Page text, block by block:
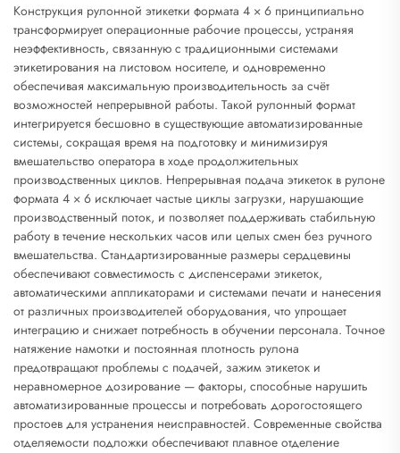
Конструкция рулонной этикетки формата 4 × 6 принципиально
трансформирует операционные рабочие процессы, устраняя
неэффективность, связанную с традиционными системами
этикетирования на листовом носителе, и одновременно
обеспечивая максимальную производительность за счёт
возможностей непрерывной работы. Такой рулонный формат
интегрируется бесшовно в существующие автоматизированные
системы, сокращая время на подготовку и минимизируя
вмешательство оператора в ходе продолжительных
производственных циклов. Непрерывная подача этикеток в рулоне
формата 4 × 6 исключает частые циклы загрузки, нарушающие
производственный поток, и позволяет поддерживать стабильную
работу в течение нескольких часов или целых смен без ручного
вмешательства. Стандартизированные размеры сердцевины
обеспечивают совместимость с диспенсерами этикеток,
автоматическими аппликаторами и системами печати и нанесения
от различных производителей оборудования, что упрощает
интеграцию и снижает потребность в обучении персонала. Точное
натяжение намотки и постоянная плотность рулона
предотвращают проблемы с подачей, зажим этикеток и
неравномерное дозирование — факторы, способные нарушить
автоматизированные процессы и потребовать дорогостоящего
простоев для устранения неисправностей. Современные свойства
отделяемости подложки обеспечивают плавное отделение